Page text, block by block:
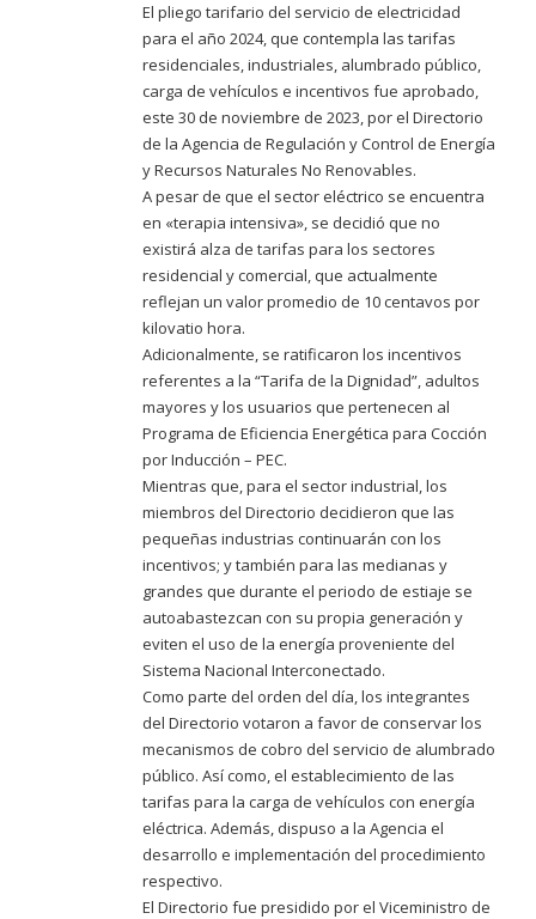
El pliego tarifario del servicio de electricidad
para el año 2024, que contempla las tarifas
residenciales, industriales, alumbrado público,
carga de vehículos e incentivos fue aprobado,
este 30 de noviembre de 2023, por el Directorio
de la Agencia de Regulación y Control de Energía
y Recursos Naturales No Renovables.
A pesar de que el sector eléctrico se encuentra
en «terapia intensiva», se decidió que no
existirá alza de tarifas para los sectores
residencial y comercial, que actualmente
reflejan un valor promedio de 10 centavos por
kilovatio hora.
Adicionalmente, se ratificaron los incentivos
referentes a la “Tarifa de la Dignidad”, adultos
mayores y los usuarios que pertenecen al
Programa de Eficiencia Energética para Cocción
por Inducción – PEC.
Mientras que, para el sector industrial, los
miembros del Directorio decidieron que las
pequeñas industrias continuarán con los
incentivos; y también para las medianas y
grandes que durante el periodo de estiaje se
autoabastezcan con su propia generación y
eviten el uso de la energía proveniente del
Sistema Nacional Interconectado.
Como parte del orden del día, los integrantes
del Directorio votaron a favor de conservar los
mecanismos de cobro del servicio de alumbrado
público. Así como, el establecimiento de las
tarifas para la carga de vehículos con energía
eléctrica. Además, dispuso a la Agencia el
desarrollo e implementación del procedimiento
respectivo.
El Directorio fue presidido por el Viceministro de